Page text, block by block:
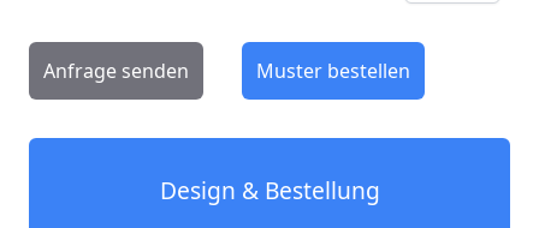
Anfrage senden Muster bestellen
Design & Bestellung